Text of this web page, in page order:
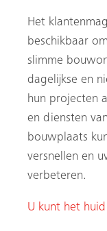
Het
beschikbaar
slimme
dagelijkse en
hun projecten
en diensten
bouwplaats
versnellen en
verbeteren.
U kunt het